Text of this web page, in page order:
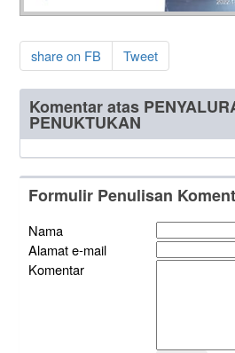
share on FB Tweet
Komentar atas
PENUKTUKAN
Formulir Penulisan
Nama
Alamat e-mail
Komentar